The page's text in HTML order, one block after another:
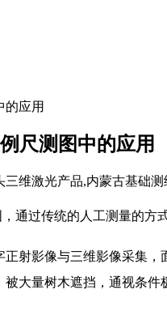
尺测图中的应用
维激光产品,内蒙古基础
过传统的人工测量的方
正射影像与三维影像采集，
大量树木遮挡，通视条